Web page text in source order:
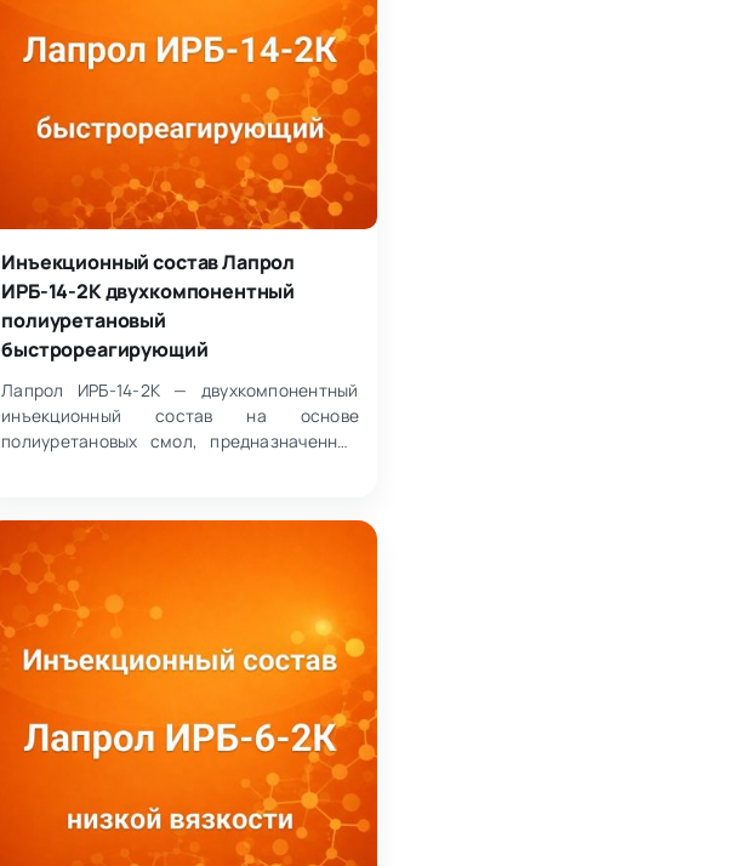
Инъекционный состав Лапрол
ИРБ-14-2К двухкомпонентный
полиуретановый
быстрореагирующий
Лапрол ИРБ-14-2К — двухкомпонентный
инъекционный состав на основе
полиуретановых смол, предназначенный